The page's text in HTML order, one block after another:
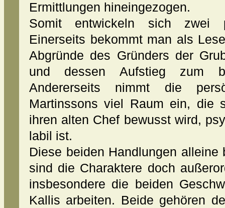
Ermittlungen hineingezogen.
Somit entwickeln sich zwei
Einerseits bekommt man als
Abgründe des Gründers der
und dessen Aufstieg zum
Andererseits nimmt die
Martinssons viel Raum ein, die
ihren alten Chef bewusst wird,
labil ist.
Diese beiden Handlungen
sind die Charaktere doch
insbesondere die beiden
Kallis arbeiten. Beide gehören